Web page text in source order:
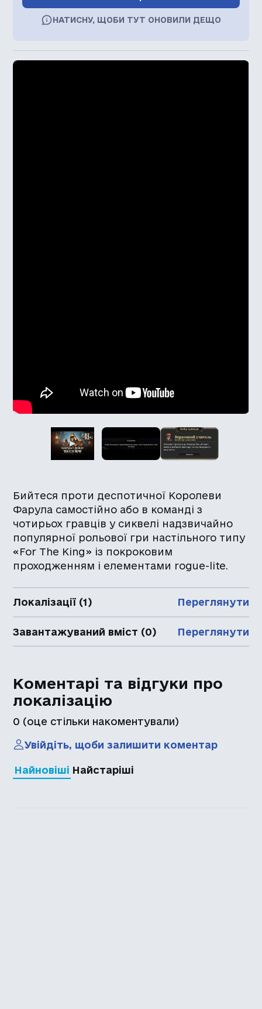
Бийтеся проти деспотичної Королеви
Фарула самостійно або в команді з
чотирьох гравців у сиквелі надзвичайно
популярної рольової гри настільного типу
«For The King» із покроковим
проходженням і елементами rogue-lite.
Локалізації (1) Переглянути
Завантажуваний вміст (0) Переглянути
Коментарі та відгуки про
локалізацію
0 (оце стільки накоментували)
Увійдіть, щоби залишити коментар
Найновіші Найстаріші
НАТИСНУ, ЩОБИ ТУТ ОНОВИЛИ ДЕЩО